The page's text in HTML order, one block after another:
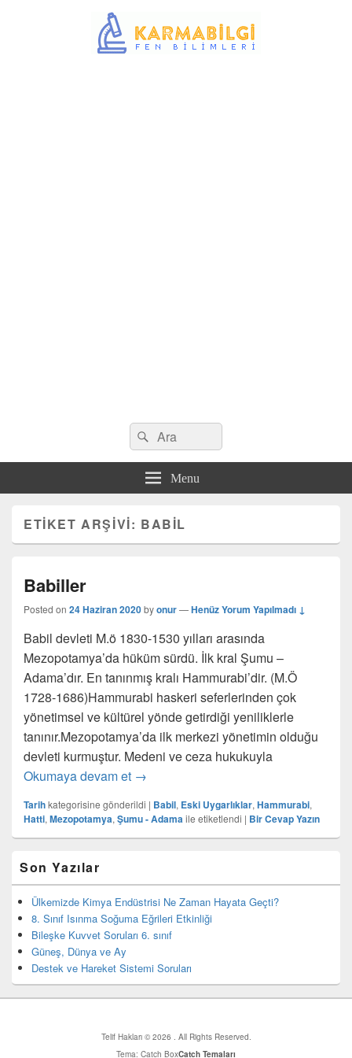
Search
for:
Ara
Menu
ETIKET ARŞIVI: BABIL
Babiller
Posted on 24 Haziran 2020byonur—Henüz Yorum Yapılmadı ↓
Babil devleti M.ö 1830-1530 yılları arasında
Mezopotamya’da hüküm sürdü. İlk kral Şumu –
Adama’dır. En tanınmış kralı Hammurabi’dir. (M.Ö
1728-1686)Hammurabi haskeri seferlerinden çok
yönetimsel ve kültürel yönde getirdiği yeniliklerle
tanınır.Mezopotamya’da ilk merkezi yönetimin olduğu
devleti kurmuştur. Medeni ve ceza hukukuyla
Okumaya devam et Babiller
→
Tarihkategorisine gönderildi | Babil, Eski Uygarlıklar, Hammurabi,
Hatti, Mezopotamya, Şumu - Adamaile etiketlendi | Bir Cevap Yazın
yan
bar
eklenti
bölgesi
Son Yazılar
Ülkemizde Kimya Endüstrisi Ne Zaman Hayata Geçti?
8. Sınıf Isınma Soğuma Eğrileri Etkinliği
Bileşke Kuvvet Soruları 6. sınıf
Güneş, Dünya ve Ay
Destek ve Hareket Sistemi Soruları
Telif Hakları © 2026 . All Rights Reserved.
Tema: Catch BoxCatch Temaları